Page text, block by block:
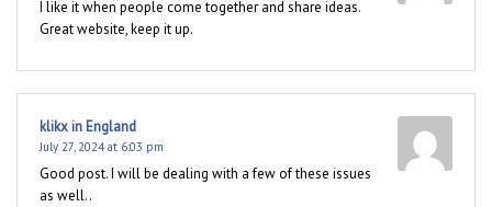
I like it when people come together and share ideas.
Great website, keep it up.
klikx in England
July 27, 2024 at 6:03 pm
Good post. I will be dealing with a few of these issues
as well..